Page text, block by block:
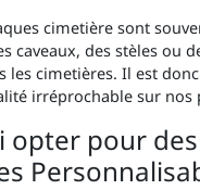
cimetière sont
caveaux, des stèles ou
les cimetières. Il est
irréprochable sur nos
opter pour